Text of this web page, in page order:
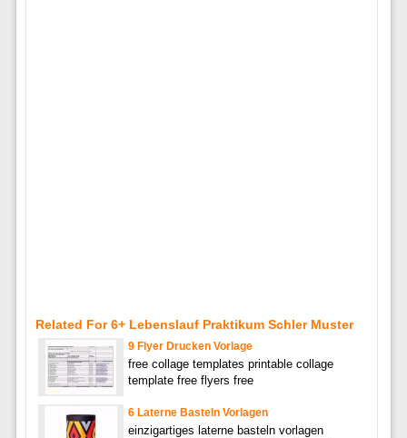
Related For 6+ Lebenslauf Praktikum Schler Muster
9 Flyer Drucken Vorlage
free collage templates printable collage
template free flyers free
6 Laterne Basteln Vorlagen
einzigartiges laterne basteln vorlagen